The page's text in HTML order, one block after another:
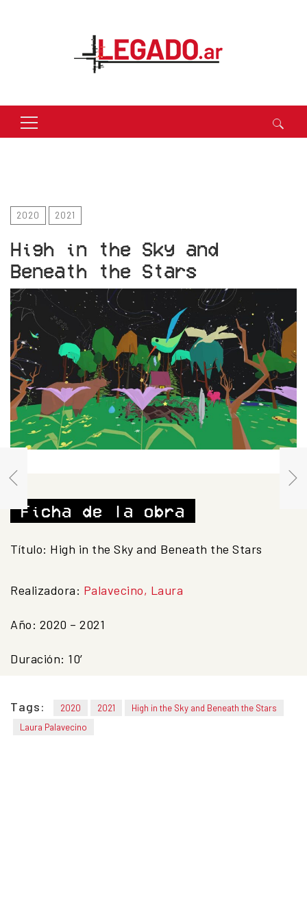
Buscar:
2020 2021
High in the Sky and
Beneath the Stars
Ficha de la obra
Título: High in the Sky and Beneath the Stars
Realizadora: Palavecino, Laura
Año: 2020 – 2021
Duración: 10′
Tags: 2020 2021
High in the Sky and Beneath the Stars
Laura Palavecino